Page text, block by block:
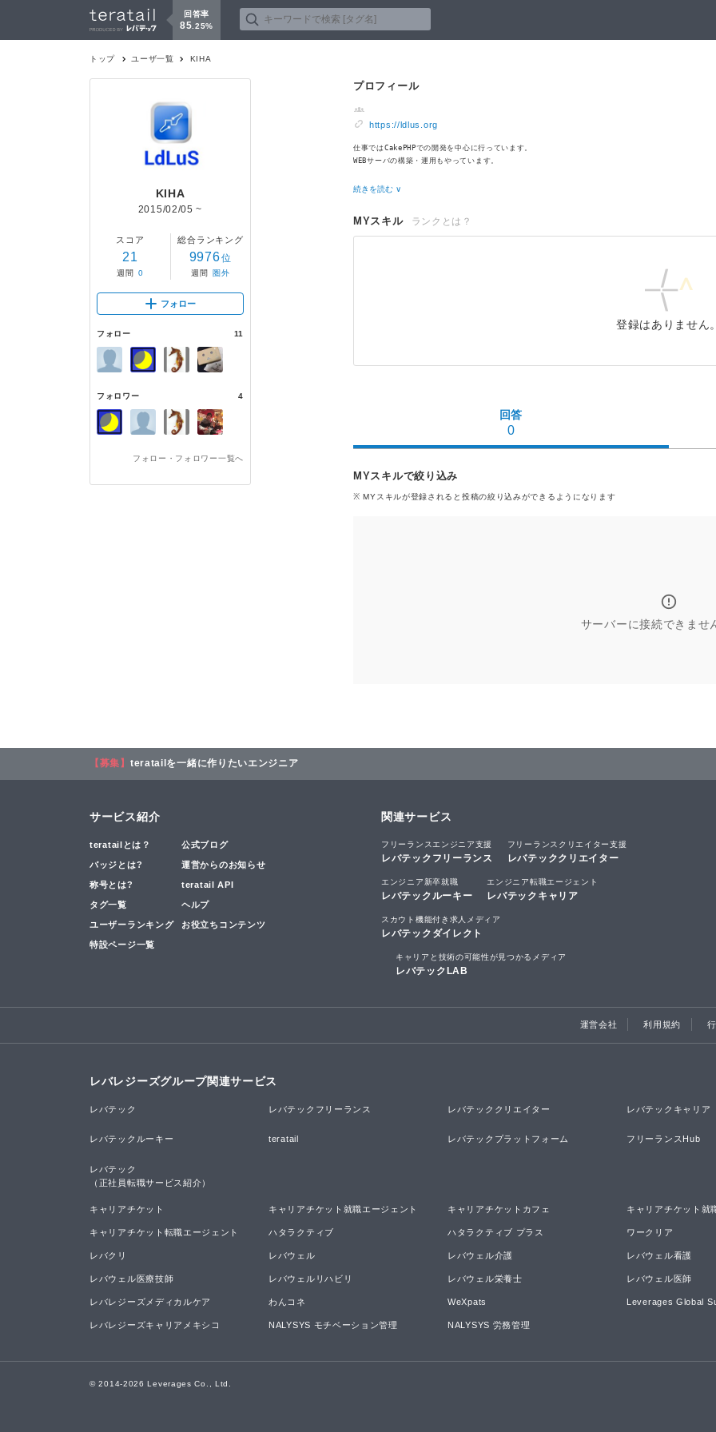
回答率
85 25%
トップ ユーザ一覧 KIHA
KIHA
2015/02/05 ~
スコア
21
週間 0
総合ランキング
9976位
週間 圏外
フォロー
フォロー 11
フォロワー 4
フォロー・フォロワー一覧へ
プロフィール
https://ldlus.org
仕事ではCakePHPでの開発を中心に行っています。
WEBサーバの構築・運用もやっています。
【得意分野】
言語：PHP
フレームワーク：CakePHP2
続きを読む ∨
MYスキル ランクとは？
登録はありません。
回答
0
MYスキルで絞り込み
※ MYスキルが登録される と投稿の絞り込みができるようになります
サーバーに接続できませ
【募集】 teratailを一緒に作りたいエンジニア
サービス紹介
teratailとは？ 公式ブログ
バッジとは? 運営からのお知らせ
称号とは? teratail API
タグ一覧 ヘルプ
ユーザーランキング お役立ちコンテンツ
特設ページ一覧
関連サービス
フリーランスエンジニア支援
レバテックフリーランス
フリーランスクリエイター支援
レバテッククリエイター
エンジニア新卒就職
レバテックルーキー
エンジニア転職エージェント
レバテックキャリア
スカウト機能付き求人メディア
レバテックダイレクト
キャリアと技術の可能性が見つかるメディア
レバテックLAB
運営会社 利用規約
レバレジーズグループ関連サービス
レバテック レバテックフリーランス レバテッククリエイター レバテックキャリア
レバテックルーキー teratail レバテックプラットフォーム フリーランスHub
レバテック
（正社員転職サービス紹介）
キャリアチケット キャリアチケット就職エージェント キャリアチケットカフェ キャリアチケット就
キャリアチケット転職エージェント ハタラクティブ ハタラクティブ プラス ワークリア
レバクリ レバウェル レバウェル介護 レバウェル看護
レバウェル医療技師 レバウェルリハビリ レバウェル栄養士 レバウェル医師
レバレジーズメディカルケア わんコネ WeXpats Leverages Global
レバレジーズキャリアメキシコ NALYSYS モチベーション管理 NALYSYS 労務管理
© 2014-2026 Leverages Co., Ltd.